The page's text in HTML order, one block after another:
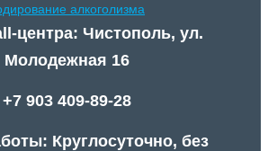
алкоголизма
центра: Чистополь, ул.
Молодежная 16
+7 903 409-89-28
Круглосуточно, без